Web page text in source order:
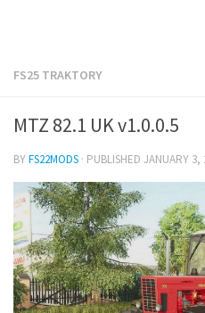
FS25 TRAKTORY
MTZ 82.1 UK v1.0.0.5
BYFS22MODS · PUBLISHED JANUARY 3,